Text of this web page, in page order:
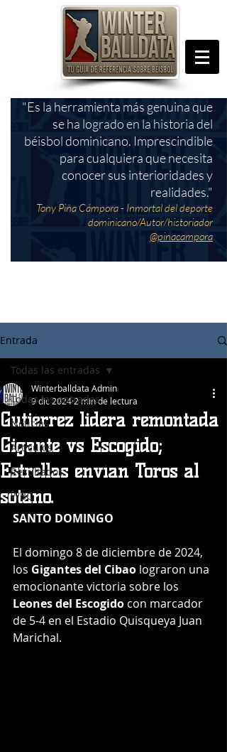
"Es la herramienta más genuina que
se ha logrado en la historia del
béisbol dominicano. Imprescindible
para cualquiera que necesita
conocer sus interioridades y
realidades."
Tony Piña Cámpora - Inmortal del deporte
dominicano/Autor/historiador
@pinacampora
Entrada
Todas las entradas
Noticias
Articulos
Resultados
WBC
Todas las entradas
Gutiérrez lidera remontada
Gigante vs Escogido;
Estrellas envían Toros al
sótano.
Winterballdata Admin
9 dic 20242 min de lectura
SANTO DOMINGO
El domingo 8 de diciembre de 2024,
los Gigantes del Cibao lograron una
emocionante victoria sobre los
Leones del Escogido con marcador
de 5-4 en el Estadio Quisqueya Juan
Marichal.